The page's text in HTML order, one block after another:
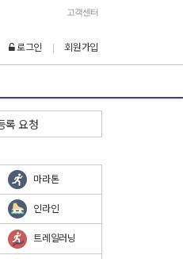
고객센터
로그인 회원가입
록 요청
마라톤
인라인
트레일러닝